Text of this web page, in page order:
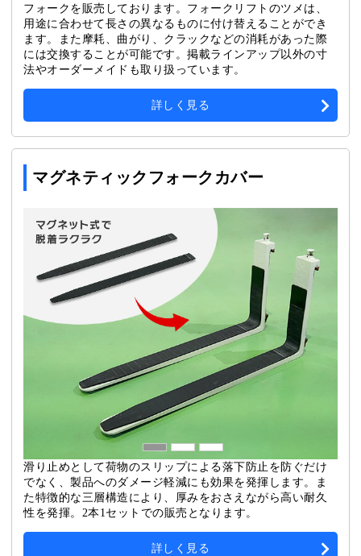
フォークを販売しております。フォークリフトのツメは、
用途に合わせて長さの異なるものに付け替えることができ
ます。また摩耗、曲がり、クラックなどの消耗があった際
には交換することが可能です。掲載ラインアップ以外の寸
法やオーダーメイドも取り扱っています。
詳しく見る
マグネティックフォークカバー
滑り止めとして荷物のスリップによる落下防止を防ぐだけ
でなく、製品へのダメージ軽減にも効果を発揮します。ま
た特徴的な三層構造により、厚みをおさえながら高い耐久
性を発揮。2本1セットでの販売となります。
詳しく見る